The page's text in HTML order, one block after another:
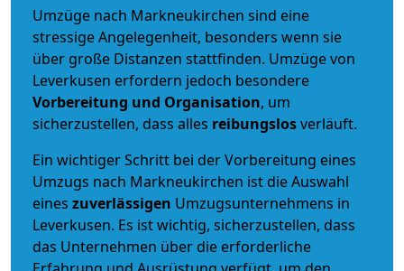
Umzüge nach Markneukirchen sind eine
stressige Angelegenheit, besonders wenn sie
über große Distanzen stattfinden. Umzüge von
Leverkusen erfordern jedoch besondere
Vorbereitung und Organisation, um
sicherzustellen, dass alles reibungslosverläuft.
Ein wichtiger Schritt bei der Vorbereitung eines
Umzugs nach Markneukirchen ist die Auswahl
eines zuverlässigen Umzugsunternehmens in
Leverkusen. Es ist wichtig, sicherzustellen, dass
das Unternehmen über die erforderliche